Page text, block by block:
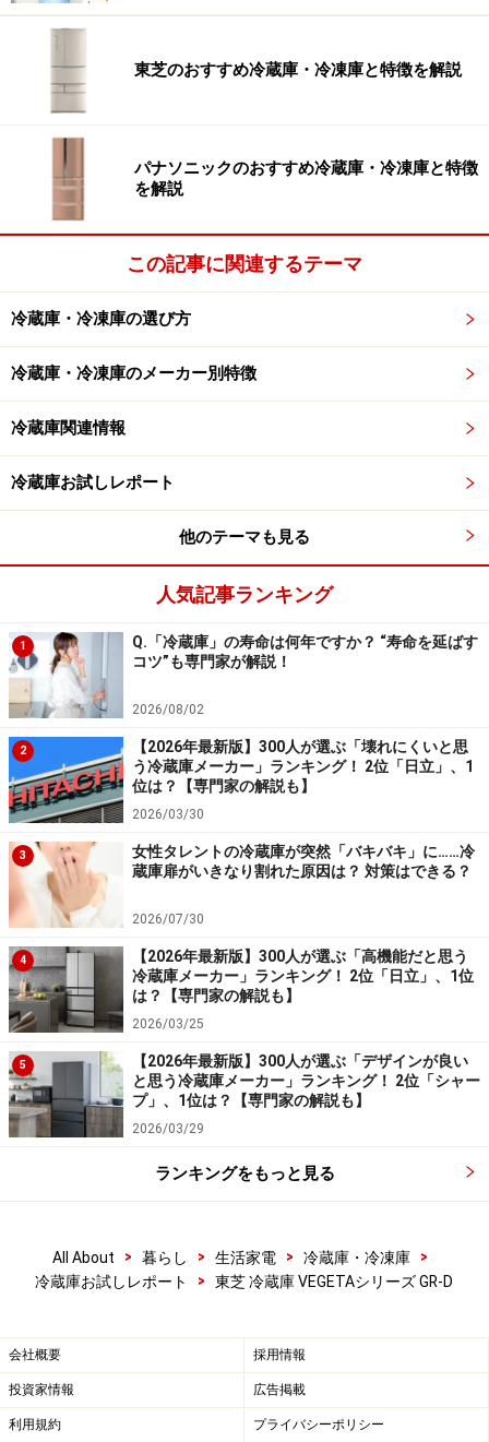
東芝のおすすめ冷蔵庫・冷凍庫と特徴を解説
パナソニックのおすすめ冷蔵庫・冷凍庫と特徴
を解説
この記事に関連するテーマ
冷蔵庫・冷凍庫の選び方
冷蔵庫・冷凍庫のメーカー別特徴
冷蔵庫関連情報
冷蔵庫お試しレポート
他のテーマも見る
人気記事ランキング
1
Q.「冷蔵庫」の寿命は何年ですか？ “寿命を延ばす
コツ”も専門家が解説！
2026/08/02
2
【2026年最新版】300人が選ぶ「壊れにくいと思
う冷蔵庫メーカー」ランキング！ 2位「日立」、1
位は？【専門家の解説も】
2026/03/30
3
女性タレントの冷蔵庫が突然「バキバキ」に……冷
蔵庫扉がいきなり割れた原因は？ 対策はできる？
2026/07/30
4
【2026年最新版】300人が選ぶ「高機能だと思う
冷蔵庫メーカー」ランキング！ 2位「日立」、1位
は？【専門家の解説も】
2026/03/25
5
【2026年最新版】300人が選ぶ「デザインが良い
と思う冷蔵庫メーカー」ランキング！ 2位「シャー
プ」、1位は？【専門家の解説も】
2026/03/29
ランキングをもっと見る
All About > 暮らし > 生活家電 > 冷蔵庫・冷凍庫
>
冷蔵庫お試しレポート
> 東芝 冷蔵庫 VEGETAシリーズ GR-D
会社概要 採用情報
投資家情報 広告掲載
利用規約 プライバシーポリシー